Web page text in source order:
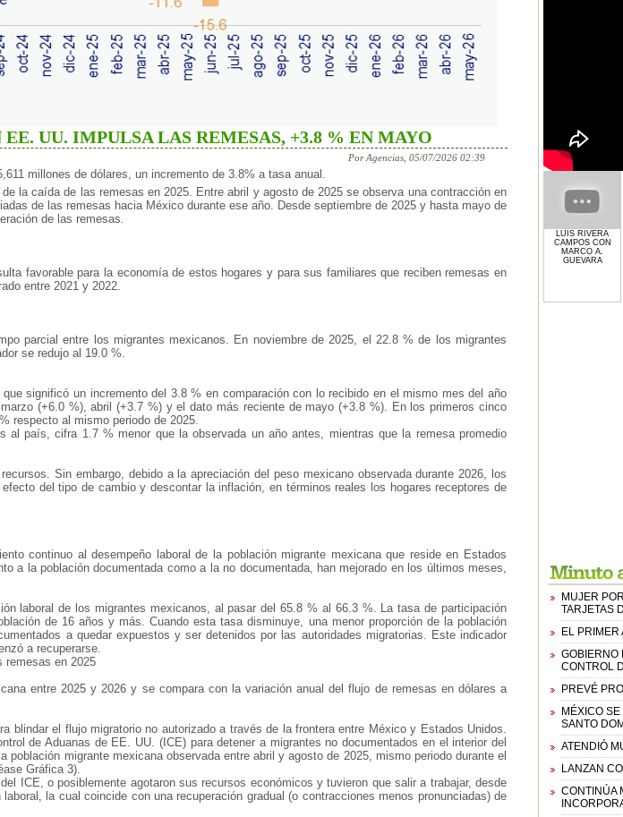
UU. IMPULSA LAS REMESAS, +3.8 % EN MAYO
Por Agencias, 05/07/2026 02:39
millones de dólares, un incremento de 3.8% a tasa anual.
la caída de las remesas en 2025. Entre abril y agosto de 2025 se observa una contracción en
de las remesas hacia México durante ese año. Desde septiembre de 2025 y hasta mayo de
de las remesas.
favorable para la economía de estos hogares y para sus familiares que reciben remesas en
entre 2021 y 2022.
parcial entre los migrantes mexicanos. En noviembre de 2025, el 22.8 % de los migrantes
se redujo al 19.0 %.
significó un incremento del 3.8 % en comparación con lo recibido en el mismo mes del año
(+6.0 %), abril (+3.7 %) y el dato más reciente de mayo (+3.8 %). En los primeros cinco
respecto al mismo periodo de 2025.
país, cifra 1.7 % menor que la observada un año antes, mientras que la remesa promedio
Sin embargo, debido a la apreciación del peso mexicano observada durante 2026, los
del tipo de cambio y descontar la inflación, en términos reales los hogares receptores de
continuo al desempeño laboral de la población migrante mexicana que reside en Estados
a la población documentada como a la no documentada, han mejorado en los últimos meses,
laboral de los migrantes mexicanos, al pasar del 65.8 % al 66.3 %. La tasa de participación
de 16 años y más. Cuando esta tasa disminuye, una menor proporción de la población
a quedar expuestos y ser detenidos por las autoridades migratorias. Este indicador
a recuperarse.
remesas en 2025
entre 2025 y 2026 y se compara con la variación anual del flujo de remesas en dólares a
blindar el flujo migratorio no autorizado a través de la frontera entre México y Estados Unidos.
de Aduanas de EE. UU. (ICE) para detener a migrantes no documentados en el interior del
migrante mexicana observada entre abril y agosto de 2025, mismo periodo durante el
Gráfica 3).
ICE, o posiblemente agotaron sus recursos económicos y tuvieron que salir a trabajar, desde
la cual coincide con una recuperación gradual (o contracciones menos pronunciadas) de
LUIS RIVERA
CAMPOS CON
MARCO A.
GUEVARA
MUJER
TARJETAS
EL
GOBIERNO
CONTROL
PREVÉ
MÉXICO
SANTO
ATENDIÓ
LANZAN
CONTINÚA